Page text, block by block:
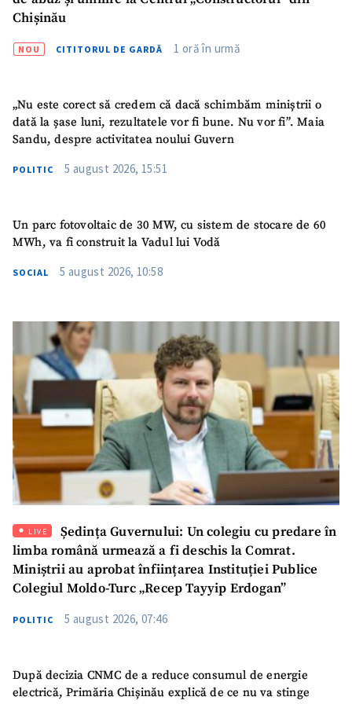
SUSȚINE
Chișinău
NOU CITITORUL DE GARDĂ 1 oră în urmă
„Nu este corect să credem că dacă schimbăm miniștrii o
dată la șase luni, rezultatele vor fi bune. Nu vor fi”. Maia
Sandu, despre activitatea noului Guvern
POLITIC 5 august 2026, 15:51
Un parc fotovoltaic de 30 MW, cu sistem de stocare de 60
MWh, va fi construit la Vadul lui Vodă
SOCIAL 5 august 2026, 10:58
LIVE
Ședința Guvernului: Un colegiu cu predare în
limba română urmează a fi deschis la Comrat.
Miniștrii au aprobat înființarea Instituției Publice
Colegiul Moldo-Turc „Recep Tayyip Erdogan”
POLITIC 5 august 2026, 07:46
După decizia CNMC de a reduce consumul de energie
electrică, Primăria Chișinău explică de ce nu va stinge